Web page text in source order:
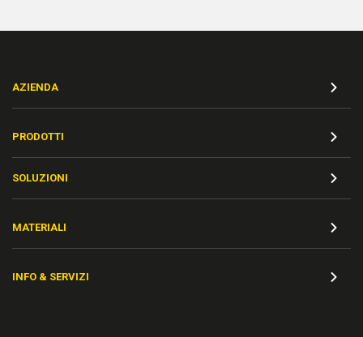
AZIENDA
PRODOTTI
SOLUZIONI
MATERIALI
INFO & SERVIZI